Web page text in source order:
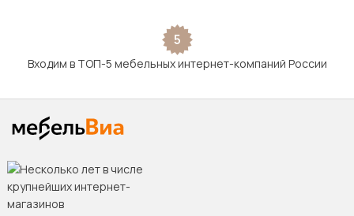
5
Входим в ТОП-5 мебельных интернет-компаний России